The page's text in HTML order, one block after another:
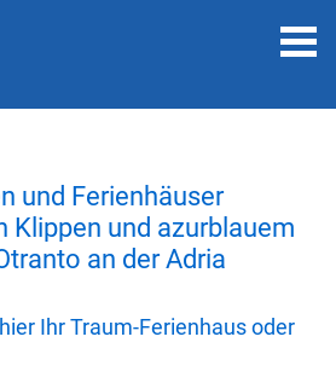
und Ferienhäuser
Klippen und azurblauem
an der Adria
Ihr Traum-Ferienhaus oder